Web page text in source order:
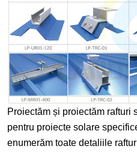
Proiectăm și proiectăm rafturi
pentru proiecte solare
enumerăm toate detaliile